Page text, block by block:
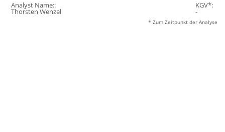
Analyst Name::
Thorsten Wenzel
KGV*:
-
* Zum Zeitpunkt der Analyse